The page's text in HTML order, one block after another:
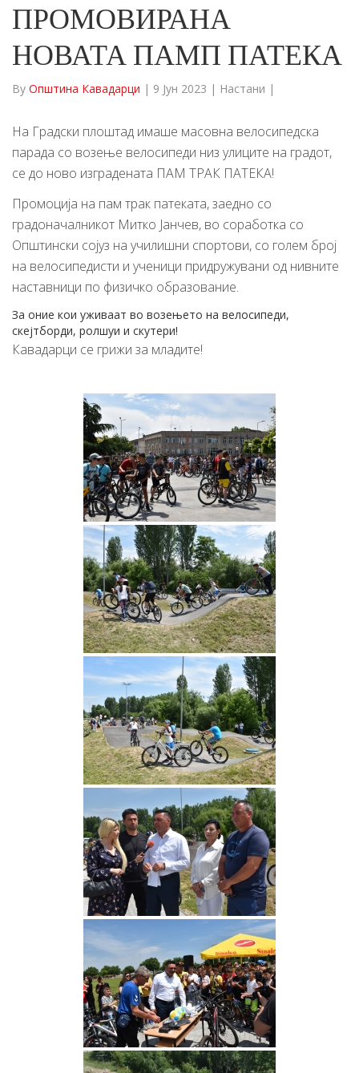
ПРОМОВИРАНА
НОВАТА ПАМП ПАТЕКА
By Општина Кавадарци | 9 Јун 2023 | Настани |
На Градски плоштад имаше масовна велосипедска
парада со возење велосипеди низ улиците на градот,
се до ново изградената ПАМ ТРАК ПАТЕКА!
Промоција на пам трак патеката, заедно со
градоначалникот Митко Јанчев, во соработка со
Општински сојуз на училишни спортови, со голем број
на велосипедисти и ученици придружувани од нивните
наставници по физичко образование.
За оние кои уживаат во возењето на велосипеди,
скејтборди, ролшуи и скутери!
Кавадарци се грижи за младите!